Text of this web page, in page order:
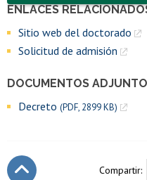
Enlaces y
ENLACES
Sitio web del doctorado
Solicitud de admisión
DOCUMENTOS
Decreto (PDF, 2899 KB)
Compartir: